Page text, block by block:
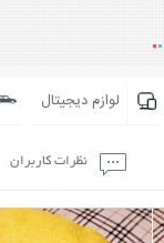
لوازم دیجیتال
نظرات کاربران